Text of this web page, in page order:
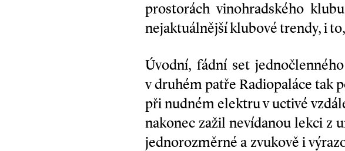
prostorách vinohradského
nejaktuálnější klubové trendy, i
Úvodní, fádní set
v druhém patře Radiopaláce tak
při nudném elektru v uctivé
nakonec zažil nevídanou lekci z
jednorozměrné a zvukově i